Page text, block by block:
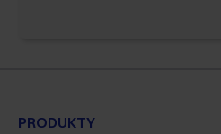
PRODUKTY